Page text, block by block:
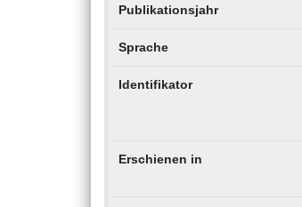
Publikationsjahr
Sprache
Identifikator
Erschienen in